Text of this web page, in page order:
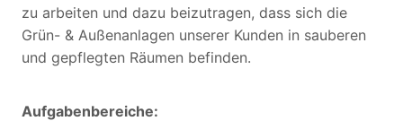
zu arbeiten und dazu beizutragen, dass sich die
Grün- & Außenanlagen unserer Kunden in sauberen
und gepflegten Räumen befinden.
Aufgabenbereiche: